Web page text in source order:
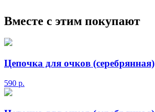
Вместе с этим покупают
Цепочка для очков (серебрянная)
590 р.